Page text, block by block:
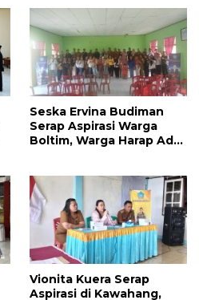
Seska Ervina Budiman
Serap Aspirasi Warga
Boltim, Warga Harap Ada
Vionita Kuera Serap
Aspirasi di Kawahang,